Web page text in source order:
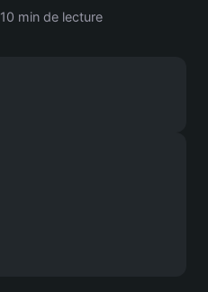
10 min de lecture